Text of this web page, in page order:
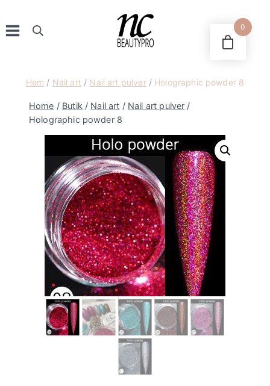
to
content
Hem / Nail art / Nail art pulver/ Holographic powder 8
Home / Butik / Nail art / Nail art pulver /
Holographic powder 8
0